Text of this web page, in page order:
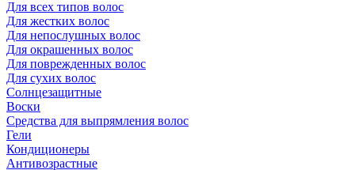
Для всех типов волос
Для жестких волос
Для непослушных волос
Для окрашенных волос
Для поврежденных волос
Для сухих волос
Солнцезащитные
Воски
Средства для выпрямления волос
Гели
Кондиционеры
Антивозрастные